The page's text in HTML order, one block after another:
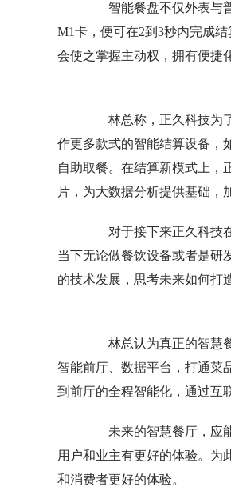
智能餐盘不仅外表与普
M1卡，便可在2到3秒内完成
会使之掌握主动权，拥有便捷
林总称，正久科技为了
作更多款式的智能结算设备，
自助取餐。在结算新模式上，
片，为大数据分析提供基础，
对于接下来正久科技在
当下无论做餐饮设备或者是研
的技术发展，思考未来如何打
林总认为真正的智慧餐
智能前厅、数据平台，打通菜
到前厅的全程智能化，通过互
未来的智慧餐厅，应能
用户和业主有更好的体验。为
和消费者更好的体验。